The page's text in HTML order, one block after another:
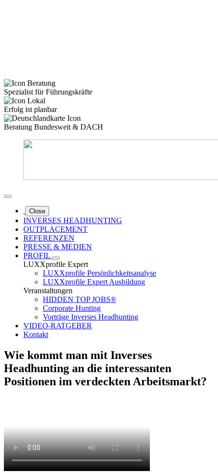
Spezialist für Führungskräfte
Erfolg ist planbar
Beratung Bundesweit & DACH
Close
INVERSES HEADHUNTING
OUTPLACEMENT
REFERENZEN
PRESSE & MEDIEN
PROFIL
LUXXprofile Expert
LUXXprofile Persönlichkeitsanalyse
LUXXprofile Expert Ausbildung
Veranstaltungen
HIDDEN TOP JOBS®
Corporate Hunting
Vorträge Inverses Headhunting
VIDEO-RATGEBER
Kontakt
Wie kommt man mit Inverses
Headhunting an die interessanten
Positionen im verdeckten Arbeitsmarkt?